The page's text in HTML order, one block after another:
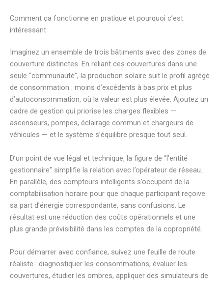
Comment ça fonctionne en pratique et pourquoi c’est
intéressant
Imaginez un ensemble de trois bâtiments avec des zones de
couverture distinctes. En reliant ces couvertures dans une
seule “communauté”, la production solaire suit le profil agrégé
de consommation : moins d’excédents à bas prix et plus
d’autoconsommation, où la valeur est plus élevée. Ajoutez un
cadre de gestion qui priorise les charges flexibles —
ascenseurs, pompes, éclairage commun et chargeurs de
véhicules — et le système s’équilibre presque tout seul.
D’un point de vue légal et technique, la figure de “l’entité
gestionnaire” simplifie la relation avec l’opérateur de réseau.
En parallèle, des compteurs intelligents s’occupent de la
comptabilisation horaire pour que chaque participant reçoive
sa part d’énergie correspondante, sans confusions. Le
résultat est une réduction des coûts opérationnels et une
plus grande prévisibilité dans les comptes de la copropriété.
Pour démarrer avec confiance, suivez une feuille de route
réaliste : diagnostiquer les consommations, évaluer les
couvertures, étudier les ombres, appliquer des simulateurs de